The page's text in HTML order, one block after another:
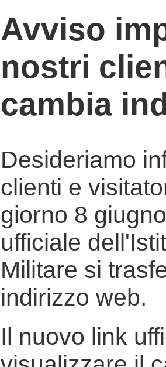
Avviso
nostri
cambia
Desideriamo
clienti e
giorno 8
ufficiale
Militare si
indirizzo web.
Il nuovo link